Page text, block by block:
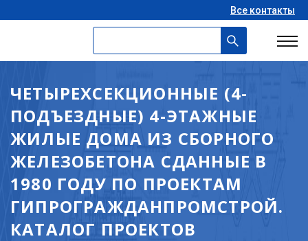
Все контакты
ЧЕТЫРЕХСЕКЦИОННЫЕ (4-
ПОДЪЕЗДНЫЕ) 4-ЭТАЖНЫЕ
ЖИЛЫЕ ДОМА ИЗ СБОРНОГО
ЖЕЛЕЗОБЕТОНА СДАННЫЕ В
1980 ГОДУ ПО ПРОЕКТАМ
ГИПРОГРАЖДАНПРОМСТРОЙ.
КАТАЛОГ ПРОЕКТОВ